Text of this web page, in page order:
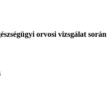
orvosi vizsgálat során